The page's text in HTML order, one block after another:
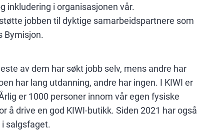
inkludering i organisasjonen vår.
jobben til dyktige samarbeidspartnere som
Bymisjon.
av dem har søkt jobb selv, mens andre har
har lang utdanning, andre har ingen. I KIWI er
er 1000 personer innom vår egen fysiske
å drive en god KIWI-butikk. Siden 2021 har også
salgsfaget.